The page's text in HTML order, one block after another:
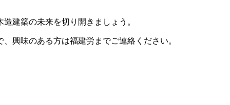
建築の未来を切り開きましょう。
興味のある方は福建労までご連絡ください。